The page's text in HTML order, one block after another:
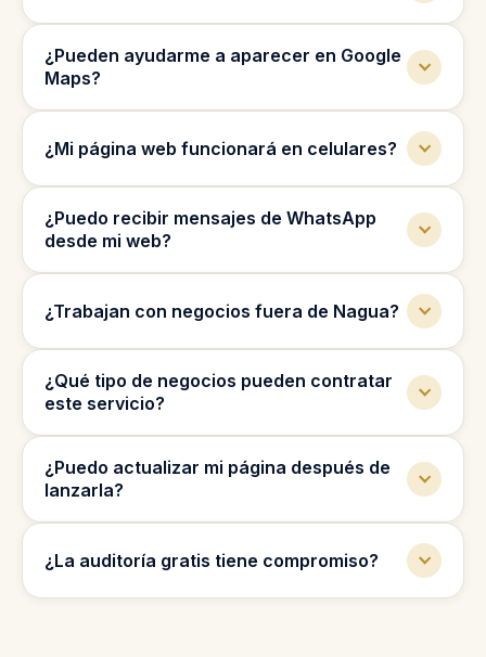
SEO para ayudarla a aparecer en Google.
¿Pueden ayudarme a aparecer en Google
Maps?
Google Business para mejorar tu visibilidad
¿Mi página web funcionará en celulares?
bien en celulares, tablets y computadoras.
¿Puedo recibir mensajes de WhatsApp
desde mi web?
para que los clientes te contacten por
¿Trabajan con negocios fuera de Nagua?
República Dominicana y también de forma
remota.
¿Qué tipo de negocios pueden contratar
este servicio?
inmobiliarias, contables, clínicas de fertilidad
y más.
¿Puedo actualizar mi página después de
lanzarla?
y mantenimiento después del lanzamiento.
¿La auditoría gratis tiene compromiso?